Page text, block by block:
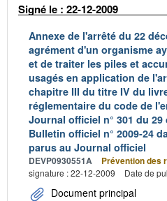
Signé le : 22-12-2009
Annexe de l'arrêté du 22
agrément d'un organisme
et de traiter les piles et
usagés en application de
chapitre III du titre IV du
réglementaire du code de
Journal officiel n° 301 du 29
Bulletin officiel n° 2009-24
parus au Journal officiel
DEVP0930551A Prévention des
signature : 22-12-2009
Date de
Document principal